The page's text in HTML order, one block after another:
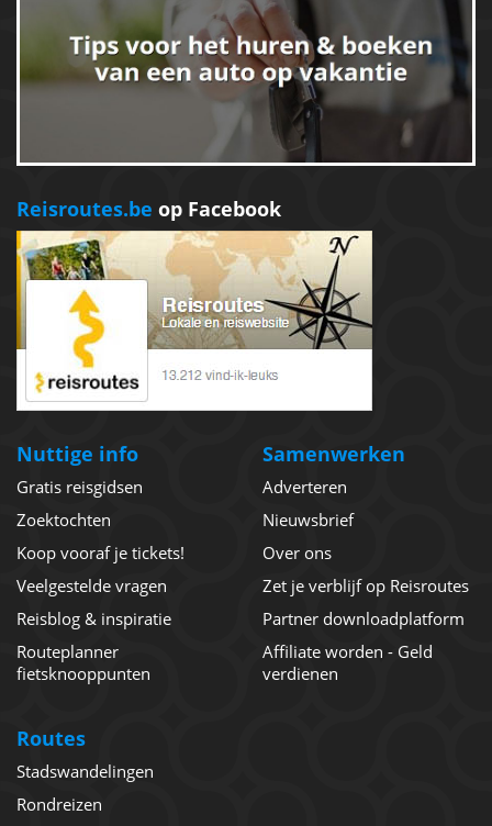
Reisroutes.be op Facebook
Nuttige info
Gratis reisgidsen
Zoektochten
Koop vooraf je tickets!
Veelgestelde vragen
Reisblog & inspiratie
Routeplanner
fietsknooppunten
Samenwerken
Adverteren
Nieuwsbrief
Over ons
Zet je verblijf op Reisroutes
Partner downloadplatform
Affiliate worden - Geld
verdienen
Routes
Stadswandelingen
Rondreizen